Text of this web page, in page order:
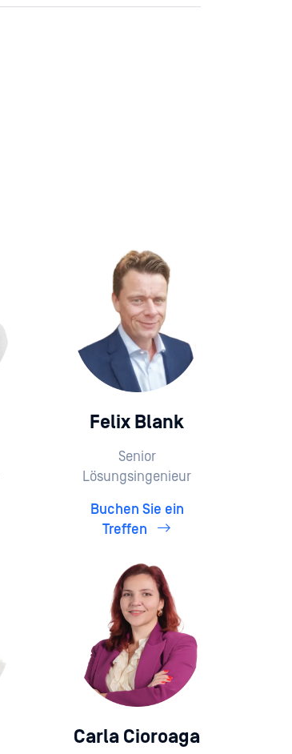
Felix Blank
Senior
Lösungsingenieur
Buchen Sie ein
Treffen
Carla Cioroaga